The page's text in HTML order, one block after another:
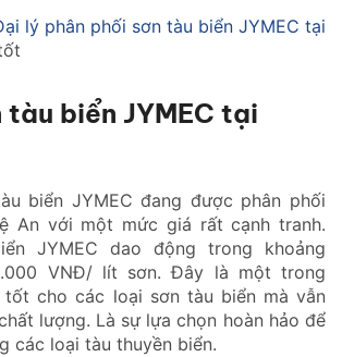
lý phân phối sơn tàu biển JYMEC tại
tàu biển JYMEC tại
biển JYMEC đang được phân phối
An với một mức giá rất cạnh tranh.
JYMEC dao động trong khoảng
VNĐ/ lít sơn. Đây là một trong
tốt cho các loại sơn tàu biển mà vẫn
lượng. Là sự lựa chọn hoàn hảo để
các loại tàu thuyền biển.